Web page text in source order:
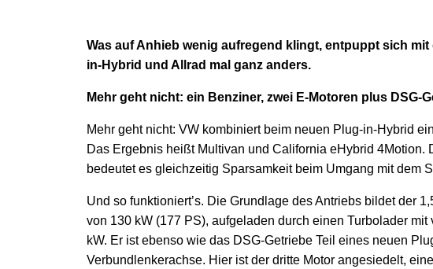
Was auf Anhieb wenig aufregend klingt, entpuppt sich
in-Hybrid und Allrad mal ganz anders.
Mehr geht nicht: ein Benziner, zwei E-Motoren plus DSG-
Mehr geht nicht: VW kombiniert beim neuen Plug-in-Hybrid
Das Ergebnis heißt Multivan und California eHybrid
bedeutet es gleichzeitig Sparsamkeit beim Umgang mit dem
Und so funktioniert’s. Die Grundlage des Antriebs bildet der
von 130 kW (177 PS), aufgeladen durch einen Turbolader
kW. Er ist ebenso wie das DSG-Getriebe Teil eines neuen
Verbundlenkerachse. Hier ist der dritte Motor angesiedelt,